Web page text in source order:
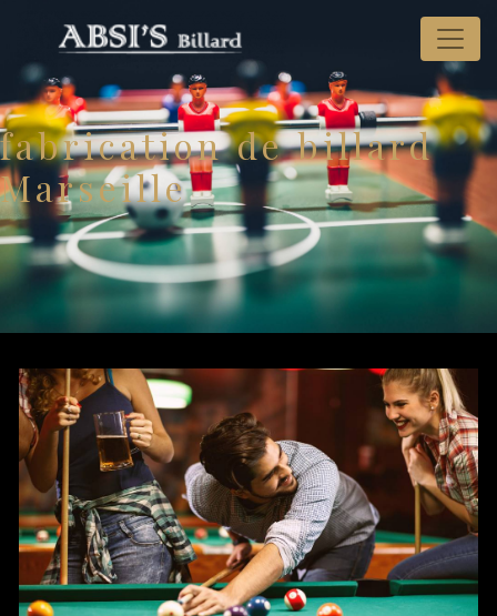
fabrication de billard
Marseille